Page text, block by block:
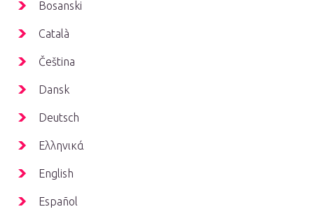
Bosanski
Català
Čeština
Dansk
Deutsch
Ελληνικά
English
Español